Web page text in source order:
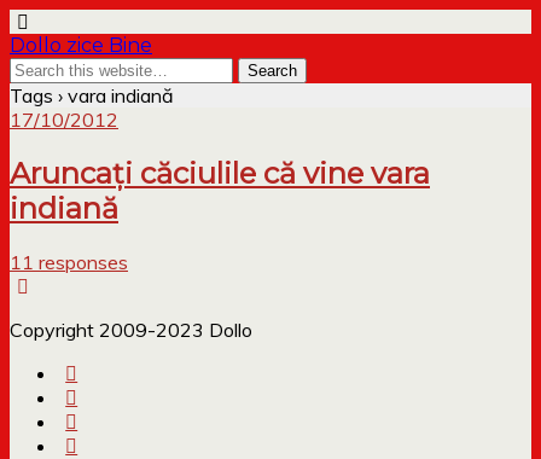
Dollo zice Bine
Tags › vara indiană
17/10/2012
Aruncați căciulile că vine vara
indiană
11 responses
Copyright 2009-2023 Dollo